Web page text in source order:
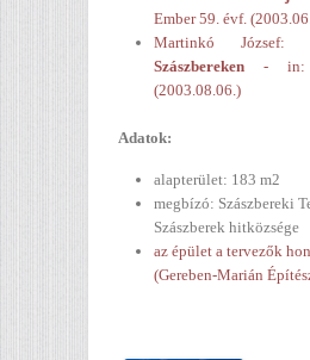
Ember 59. évf.
Martinkó József:
Szászbereken - in:
(2003.08.06.)
Adatok:
alapterület: 183 m2
megbízó: Szászbereki
Szászberek hitközsége
az épület a tervezők
(Gereben-Marián